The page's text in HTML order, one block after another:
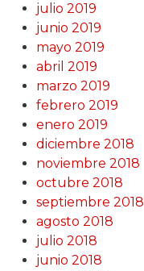
julio 2019
junio 2019
mayo 2019
abril 2019
marzo 2019
febrero 2019
enero 2019
diciembre 2018
noviembre 2018
octubre 2018
septiembre 2018
agosto 2018
julio 2018
junio 2018